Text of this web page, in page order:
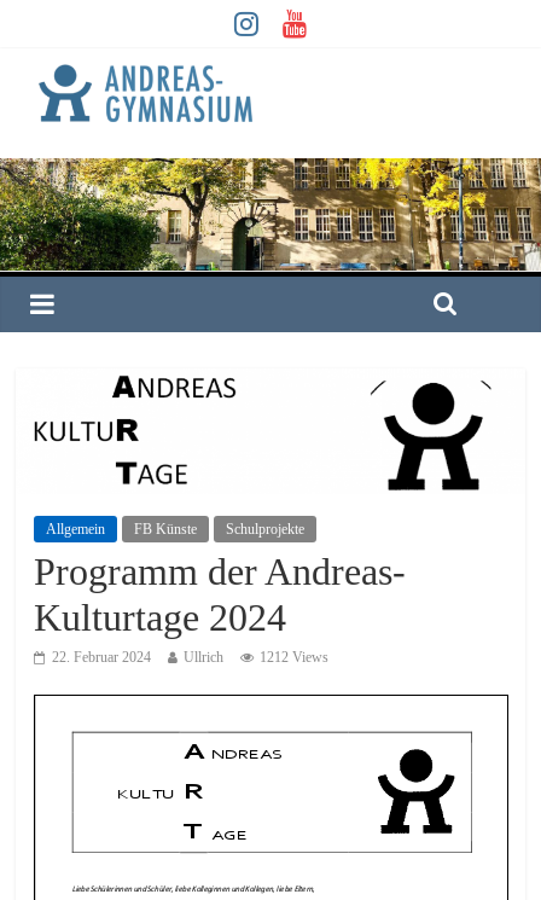
Allgemein FB Künste Schulprojekte
Programm der Andreas-
Kulturtage 2024
22. Februar 2024 Ullrich 1212 Views